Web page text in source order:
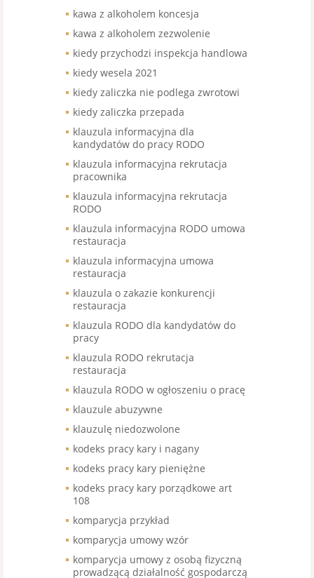
kawa z alkoholem koncesja
kawa z alkoholem zezwolenie
kiedy przychodzi inspekcja handlowa
kiedy wesela 2021
kiedy zaliczka nie podlega zwrotowi
kiedy zaliczka przepada
klauzula informacyjna dla
kandydatów do pracy RODO
klauzula informacyjna rekrutacja
pracownika
klauzula informacyjna rekrutacja
RODO
klauzula informacyjna RODO umowa
restauracja
klauzula informacyjna umowa
restauracja
klauzula o zakazie konkurencji
restauracja
klauzula RODO dla kandydatów do
pracy
klauzula RODO rekrutacja
restauracja
klauzula RODO w ogłoszeniu o pracę
klauzule abuzywne
klauzulę niedozwolone
kodeks pracy kary i nagany
kodeks pracy kary pieniężne
kodeks pracy kary porządkowe art
108
komparycja przykład
komparycja umowy wzór
komparycja umowy z osobą fizyczną
prowadzącą działalność gospodarczą